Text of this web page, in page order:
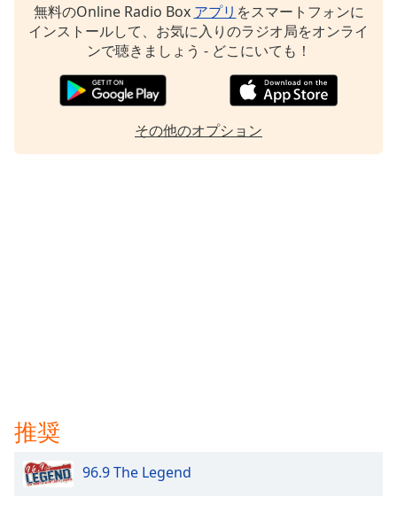
無料のOnline Radio Box アプリ をスマートフォンに
インストールして、お気に入りのラジオ局をオンライ
ンで聴きましょう - どこにいても！
その他のオプション
推奨
96.9 The Legend